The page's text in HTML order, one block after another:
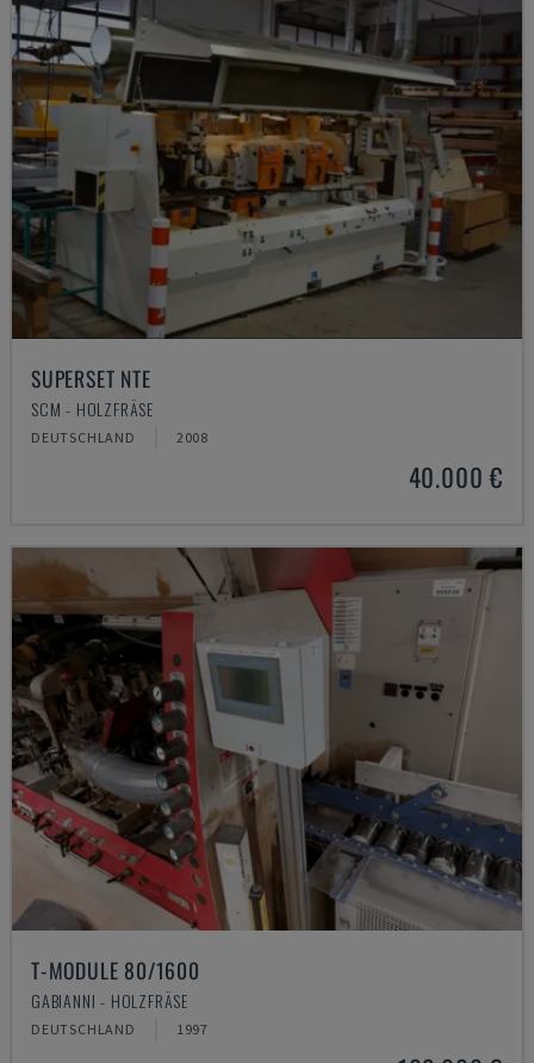
SUPERSET NTE
SCM - HOLZFRÄSE
DEUTSCHLAND 2008
40.000 €
T-MODULE 80/1600
GABIANNI - HOLZFRÄSE
DEUTSCHLAND 1997